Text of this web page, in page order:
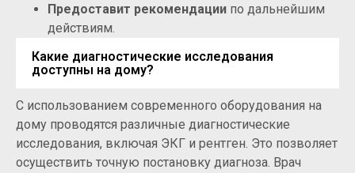
Предоставит рекомендации по дальнейшим
действиям.
Какие диагностические исследования
доступны на дому?
С использованием современного оборудования на
дому проводятся различные диагностические
исследования, включая ЭКГ и рентген. Это позволяет
осуществить точную постановку диагноза. Врач